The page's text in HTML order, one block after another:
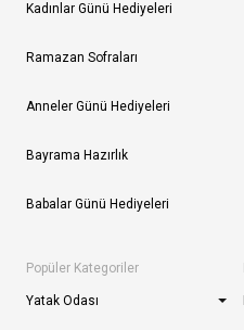
Kadınlar Günü Hediyeleri
Ramazan Sofraları
Anneler Günü Hediyeleri
Bayrama Hazırlık
Babalar Günü Hediyeleri
Popüler Kategoriler
Yatak Odası